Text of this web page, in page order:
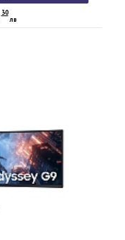
30
лв